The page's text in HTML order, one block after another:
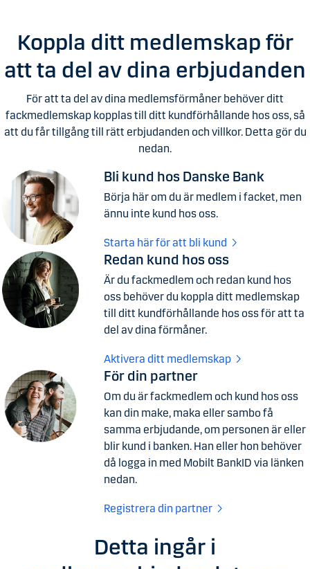
Koppla ditt medlemskap för
att ta del av dina erbjudanden
För att ta del av dina medlemsförmåner behöver ditt
fackmedlemskap kopplas till ditt kundförhållande hos oss, så
att du får tillgång till rätt erbjudanden och villkor. Detta gör du
nedan.
Bli kund hos Danske Bank
Börja här om du är medlem i facket, men
ännu inte kund hos oss.
Starta här för att bli kund
Redan kund hos oss
Är du fackmedlem och redan kund hos
oss behöver du koppla ditt medlemskap
till ditt kundförhållande hos oss för att ta
del av dina förmåner.
Aktivera ditt medlemskap
För din partner
Om du är fackmedlem och kund hos oss
kan din make, maka eller sambo få
samma erbjudande, om personen är eller
blir kund i banken. Han eller hon behöver
då logga in med Mobilt BankID via länken
nedan.
Registrera din partner
Detta ingår i